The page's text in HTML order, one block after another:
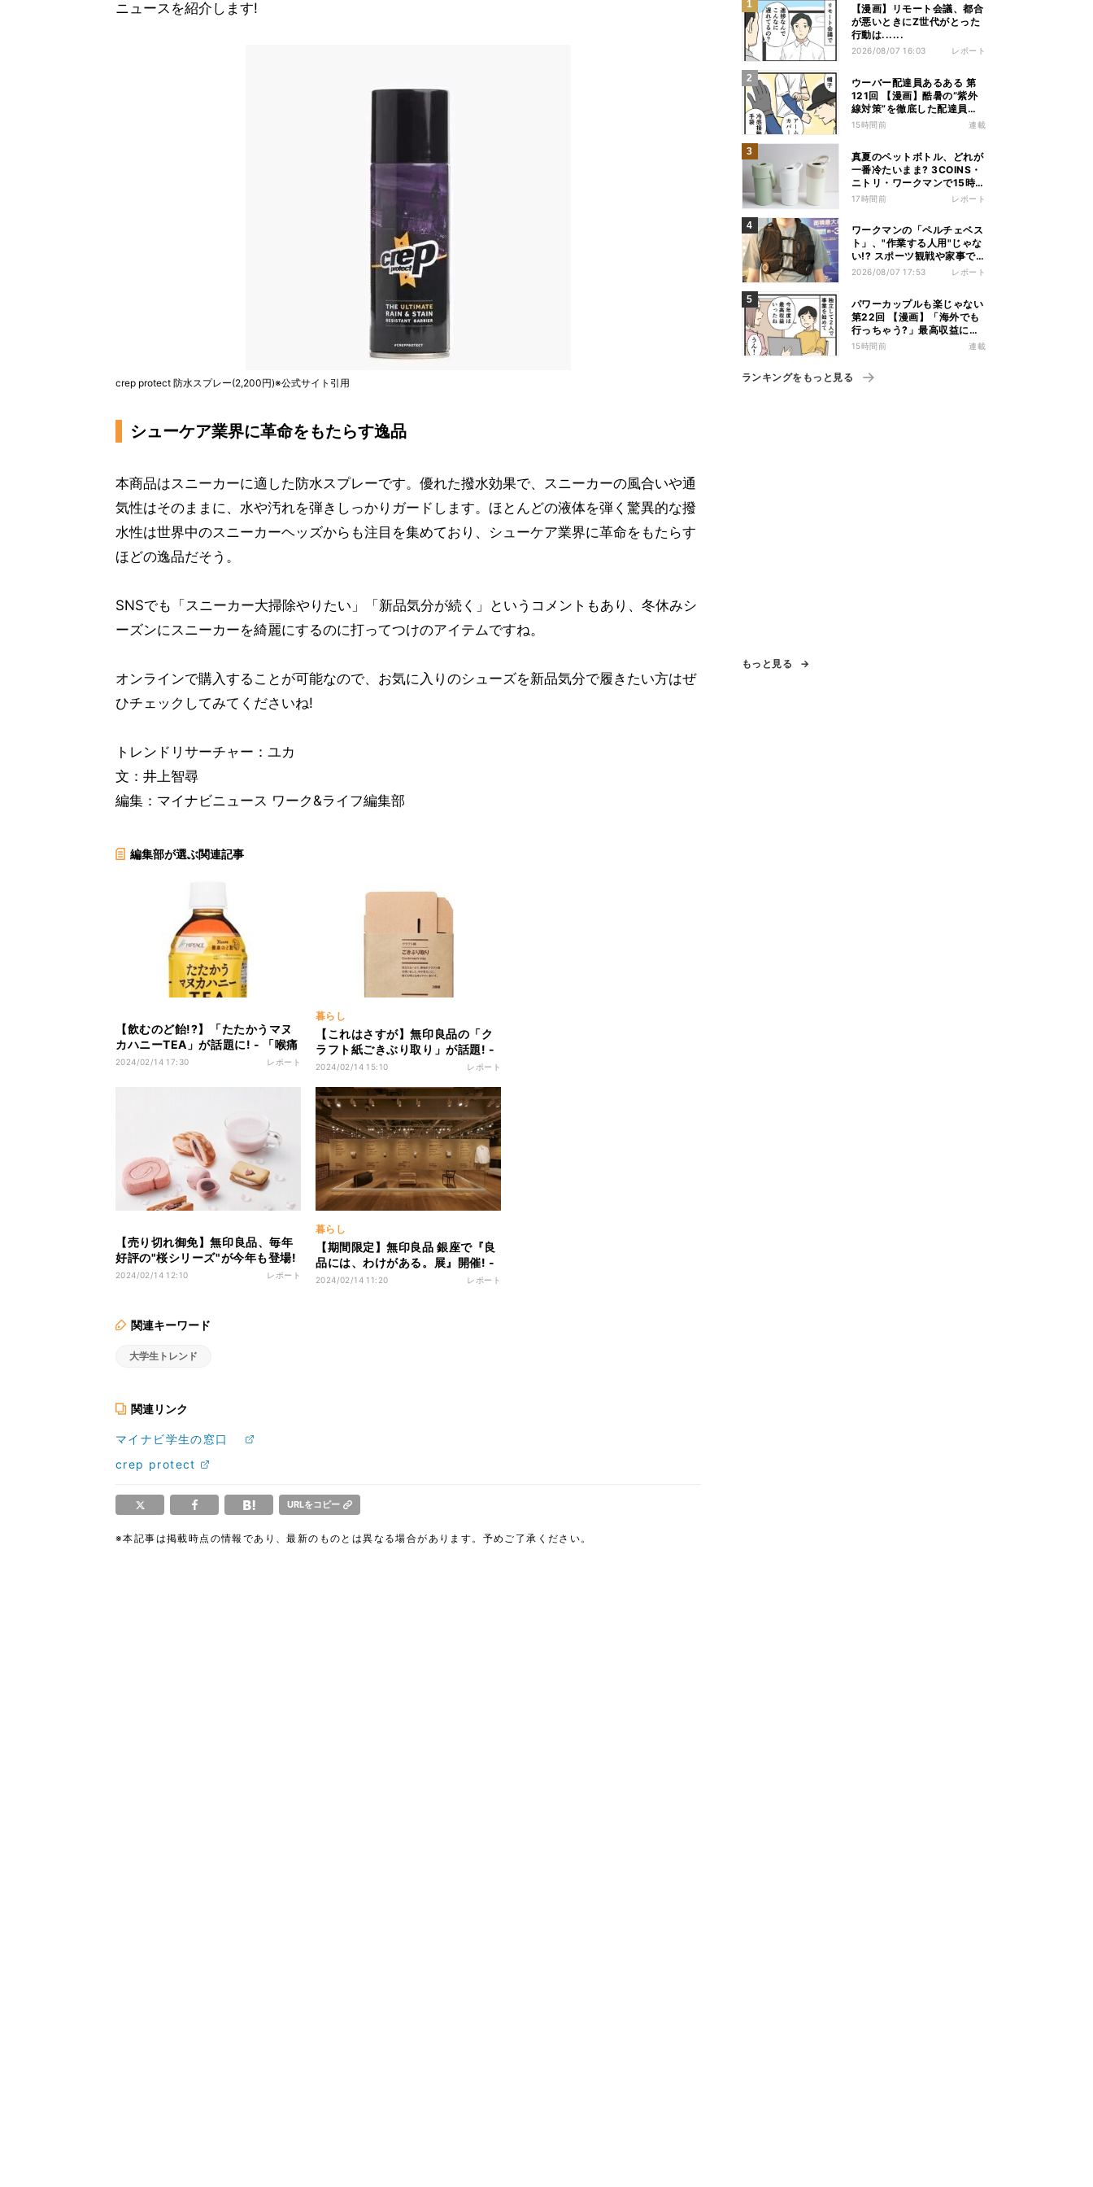
ニュースを紹介します!
crep protect 防水スプレー(2,200円)※公式サイト引用
シューケア業界に革命をもたらす逸品
本商品はスニーカーに適した防水スプレーです。優れた撥水効果で、スニーカーの風合いや通
気性はそのままに、水や汚れを弾きしっかりガードします。ほとんどの液体を弾く驚異的な撥
水性は世界中のスニーカーヘッズからも注目を集めており、シューケア業界に革命をもたらす
ほどの逸品だそう。
SNSでも「スニーカー大掃除やりたい」「新品気分が続く」というコメントもあり、冬休みシ
ーズンにスニーカーを綺麗にするのに打ってつけのアイテムですね。
オンラインで購入することが可能なので、お気に入りのシューズを新品気分で履きたい方はぜ
ひチェックしてみてくださいね!
トレンドリサーチャー：ユカ
文：井上智尋
編集：マイナビニュース ワーク&ライフ編集部
編集部が選ぶ関連記事
【飲むのど飴!?】「たたかうマヌ
カハニーTEA」が話題に! - 「喉痛
い民も瞬時に潤います」「路上ラ
2024/02/14 17:30 レポート
暮らし
【これはさすが】無印良品の「ク
ラフト紙ごきぶり取り」が話題! -
「なんかかわいく見える!」「目立
2024/02/14 15:10 レポート
【売り切れ御免】無印良品、毎年
好評の"桜シリーズ"が今年も登場!
- お花見にもぴったりなお菓子や
2024/02/14 12:10 レポート
暮らし
【期間限定】無印良品 銀座で『良
品には、わけがある。展』開催! -
タグコピーの魅力を知れる企画展
2024/02/14 11:20 レポート
関連キーワード
大学生トレンド
関連リンク
マイナビ学生の窓口
crep protect
URLをコピー
※本記事は掲載時点の情報であり、最新のものとは異なる場合があります。予めご了承ください。
【漫画】リモート会議、都合
が悪いときにZ世代がとった
行動は......
2026/08/07 16:03 レポート
ウーバー配達員あるある 第
121回 【漫画】酷暑の“紫外
線対策”を徹底した配達員
が、数カ月後に絶句した理由
15時間前 連載
真夏のペットボトル、どれが
一番冷たいまま? 3COINS・
ニトリ・ワークマンで15時間
検証してみた
17時間前 レポート
ワークマンの「ペルチェベス
ト」、"作業する人用"じゃな
い!? スポーツ観戦や家事で
の熱中症&冷え対策に――話
2026/08/07 17:53 レポート
パワーカップルも楽じゃない
第22回 【漫画】「海外でも
行っちゃう?」最高収益に喜
ぶ夫婦、直後に届いた“通知
15時間前 連載
ランキングをもっと見る
もっと見る